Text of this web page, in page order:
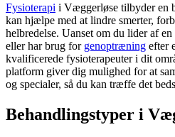
Fysioterapi i Væggerløse tilbyder en
kan hjælpe med at lindre smerter,
helbredelse. Uanset om du lider af en
eller har brug for genoptræning efter
kvalificerede fysioterapeuter i dit
platform giver dig mulighed for at
og specialer, så du kan træffe det
Behandlingstyper i